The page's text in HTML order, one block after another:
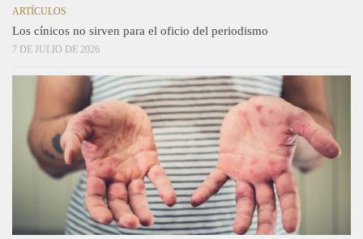
ARTÍCULOS
Los cínicos no sirven para el oficio del periodismo
7 DE JULIO DE 2026